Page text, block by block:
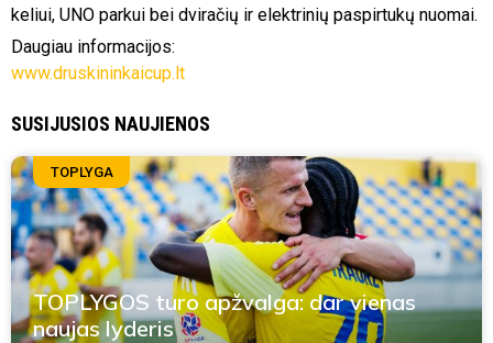
keliui, UNO parkui bei dviračių ir elektrinių paspirtukų nuomai.
Daugiau informacijos:
www.druskininkaicup.lt
SUSIJUSIOS NAUJIENOS
TOPLYGA
TOPLYGOS turo apžvalga: dar vienas
naujas lyderis